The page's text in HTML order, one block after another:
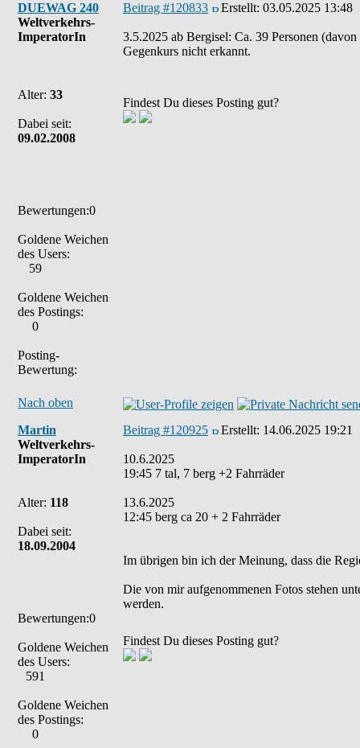
DUEWAG 240
Weltverkehrs-
ImperatorIn
Alter: 33
Dabei seit:
09.02.2008
Bewertungen:0
Goldene Weichen
des Users:
59
Goldene Weichen
des Postings:
0
Posting-
Bewertung:
Beitrag #120833 Erstellt: 03.05.2025 13:48
3.5.2025 ab Bergisel: Ca. 39 Personen
Gegenkurs nicht erkannt.
Findest Du dieses Posting gut?
Nach oben
Martin
Weltverkehrs-
ImperatorIn
Alter: 118
Dabei seit:
18.09.2004
Bewertungen:0
Goldene Weichen
des Users:
591
Goldene Weichen
des Postings:
0
Beitrag #120925 Erstellt: 14.06.2025 19:21
10.6.2025
19:45 7 tal, 7 berg +2 Fahrräder
13.6.2025
12:45 berg ca 20 + 2 Fahrräder
Im übrigen bin ich der Meinung, dass die
Die von mir aufgenommenen Fotos stehen
werden.
Findest Du dieses Posting gut?